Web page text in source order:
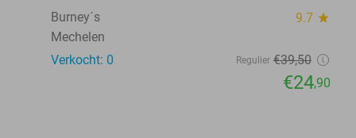
Burney´s
9.7 star
Mechelen
Verkocht: 0
Regulier €39,50
€24,90